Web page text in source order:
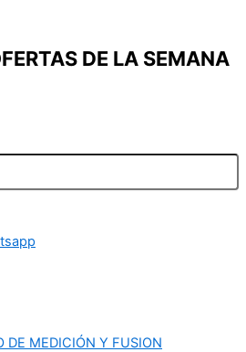
DE LA SEMANA
DE MEDICIÓN Y FUSION